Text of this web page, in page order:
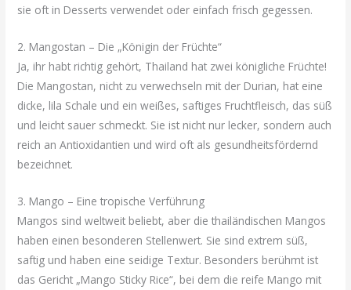
sie oft in Desserts verwendet oder einfach frisch gegessen.
2. Mangostan – Die „Königin der Früchte“
Ja, ihr habt richtig gehört, Thailand hat zwei königliche Früchte!
Die Mangostan, nicht zu verwechseln mit der Durian, hat eine
dicke, lila Schale und ein weißes, saftiges Fruchtfleisch, das süß
und leicht sauer schmeckt. Sie ist nicht nur lecker, sondern auch
reich an Antioxidantien und wird oft als gesundheitsfördernd
bezeichnet.
3. Mango – Eine tropische Verführung
Mangos sind weltweit beliebt, aber die thailändischen Mangos
haben einen besonderen Stellenwert. Sie sind extrem süß,
saftig und haben eine seidige Textur. Besonders berühmt ist
das Gericht „Mango Sticky Rice“, bei dem die reife Mango mit